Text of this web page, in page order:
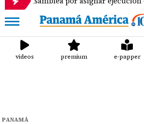
videos premium e-papper
PANAMÁ